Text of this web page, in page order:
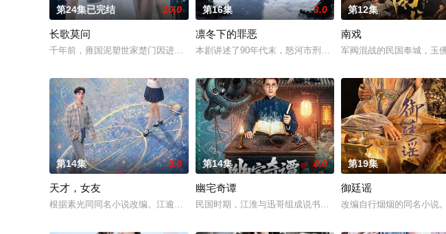
第24集已完结 10.0
长歌莫问
千年前，雍国泥塑世家楚门因进贡的“十二生肖”离奇流血炸裂，惨遭满门流放，楚父以死鸣冤。楚家
第16集 3.0
凛冬下的罪恶
本剧讲述了90年代末，怒河市刑侦支队在无普及监控、无DNA
第12集
南戏
军阀混战的民国奉城，玉
第14集 3.0
天才，女友
根据素光同同名小说改编。江逾白长大以后，林知夏忽然对他说：“江逾白，我喜欢你，哲学和生物
第14集 8.0
幽宅奇谭
民国时期，江淮与迅哥组成说书班子，偶遇“白天人住屋，晚上
第19集
御廷谣
改编自行烟烟的同名小说